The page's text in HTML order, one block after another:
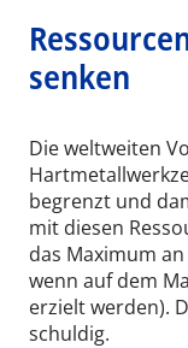
senken
Die weltweiten
begrenzt und
mit diesen
das Maximum
wenn auf dem
erzielt werden).
schuldig.